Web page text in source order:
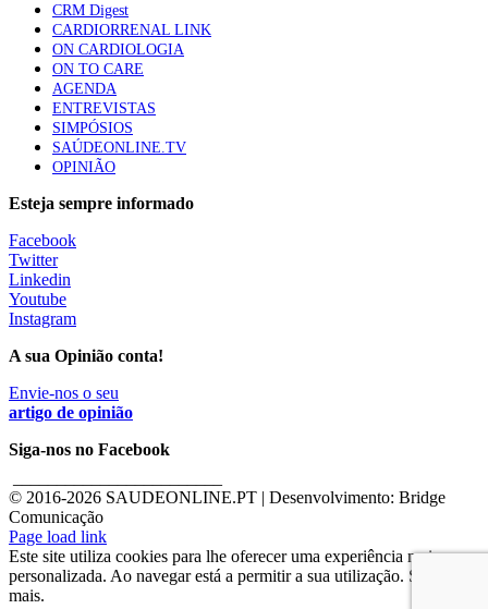
CRM Digest
CARDIORRENAL LINK
ON CARDIOLOGIA
ON TO CARE
AGENDA
ENTREVISTAS
SIMPÓSIOS
SAÚDEONLINE.TV
OPINIÃO
Esteja sempre informado
Facebook
Twitter
Linkedin
Youtube
Instagram
A sua Opinião conta!
Envie-nos o seu
artigo de opinião
Siga-nos no Facebook
© 2016-2026 SAUDEONLINE.PT | Desenvolvimento: Bridge
Comunicação
Page load link
Este site utiliza cookies para lhe oferecer uma experiência mais
personalizada. Ao navegar está a permitir a sua utilização. Saber
mais.